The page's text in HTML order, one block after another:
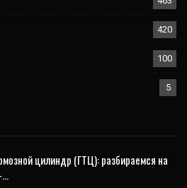
420
100
5
цилиндр (ГТЦ): разбираемся на